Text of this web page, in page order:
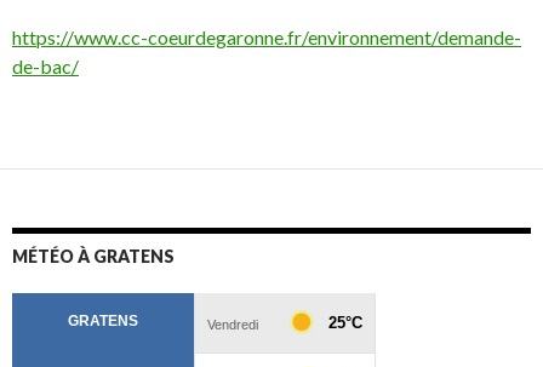
https://www.cc-coeurdegaronne.fr/environnement/demande-
de-bac/
MÉTÉO À GRATENS